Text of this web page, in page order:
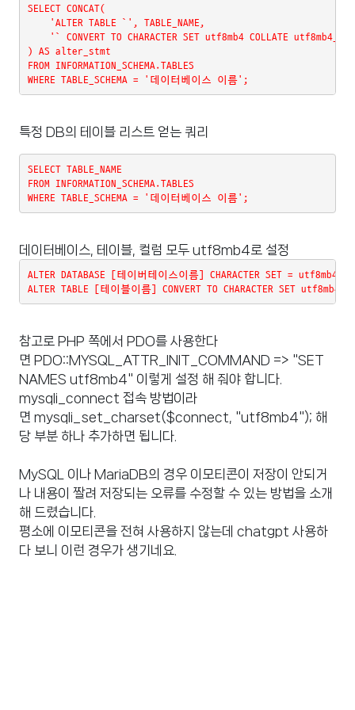
SELECT CONCAT(
'ALTER TABLE `', TABLE_NAME,
'` CONVERT TO CHARACTER SET utf8mb4 COLLATE
) AS alter_stmt
FROM INFORMATION_SCHEMA.TABLES
WHERE TABLE_SCHEMA = '데이터베이스 이름';
특정 DB의 테이블 리스트 얻는 쿼리
SELECT TABLE_NAME
FROM INFORMATION_SCHEMA.TABLES
WHERE TABLE_SCHEMA = '데이터베이스 이름';
데이터베이스, 테이블, 컬럼 모두 utf8mb4로 설정
ALTER DATABASE [테이버테이스이름] CHARACTER SET = utf8mb4
ALTER TABLE [테이블이름] CONVERT TO CHARACTER SET
참고로 PHP 쪽에서 PDO를 사용한다
면 PDO::MYSQL_ATTR_INIT_COMMAND => "SET
NAMES utf8mb4" 이렇게 설정 해 줘야 합니다.
mysqli_connect 접속 방법이라
면 mysqli_set_charset($connect, "utf8mb4"); 해
당 부분 하나 추가하면 됩니다.
MySQL 이나 MariaDB의 경우 이모티콘이 저장이 안되거
나 내용이 짤려 저장되는 오류를 수정할 수 있는 방법을 소개
해 드렸습니다.
평소에 이모티콘을 전혀 사용하지 않는데 chatgpt 사용하
다 보니 이런 경우가 생기네요.